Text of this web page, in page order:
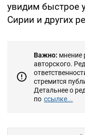
увидим быстрое
Сирии и других
Важно: мнение
авторского.
стремится
Детальнее о
по ссылке...